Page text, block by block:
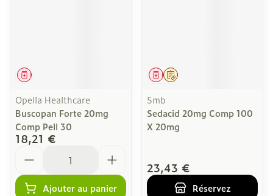
Médicament
Opella Healthcare
Buscopan Forte 20mg
Comp Pell 30
18,21 €
Ajouter au panier
Sur prescription
Médicament
Smb
Sedacid 20mg Comp 100
X 20mg
23,43 €
Réservez